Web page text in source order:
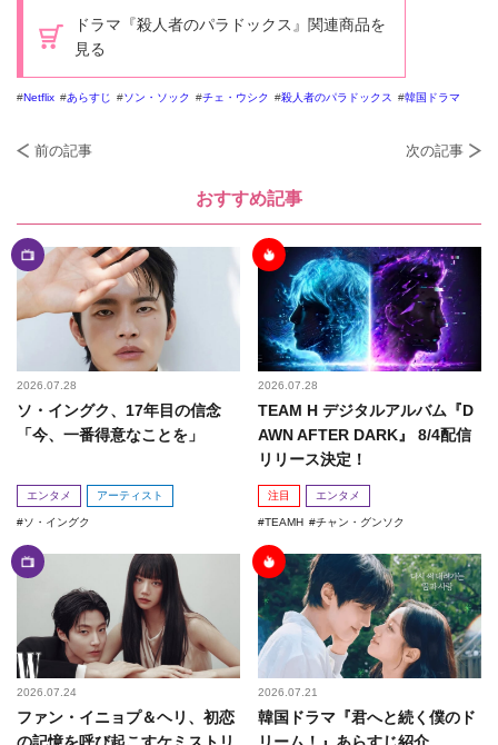
ドラマ『殺人者のパラドックス』関連商品を
見る
Netflix あらすじ ソン・ソック チェ・ウシク 殺人者のパラドックス 韓国ドラマ
前の記事 次の記事
おすすめ記事
2026.07.28
ソ・イングク、17年目の信念
「今、一番得意なことを」
エンタメ アーティスト
ソ・イングク
2026.07.28
TEAM H デジタルアルバム『D
AWN AFTER DARK』 8/4配信
リリース決定！
注目 エンタメ
TEAMH チャン・グンソク
2026.07.24
ファン・イニョプ＆ヘリ、初恋
2026.07.21
韓国ドラマ『君へと続く僕のド